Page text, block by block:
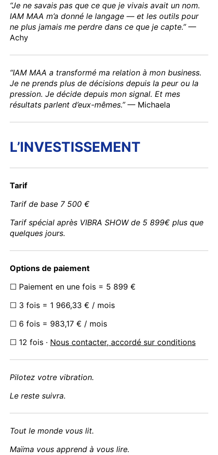
“Je ne savais pas que ce que je vivais avait un nom.
IAM MAA m’a donné le langage — et les outils pour
ne plus jamais me perdre dans ce que je capte.”—
Achy
“IAM MAA a transformé ma relation à mon business.
Je ne prends plus de décisions depuis la peur ou la
pression. Je décide depuis mon signal. Et mes
résultats parlent d’eux-mêmes.”— Michaela
L’INVESTISSEMENT
Tarif
Tarif de base 7 500 €
Tarif spécial après VIBRA SHOW de 5 899€ plus que
quelques jours.
Options de paiement
☐ Paiement en une fois = 5 899 €
☐ 3 fois = 1 966,33 € / mois
☐ 6 fois = 983,17 € / mois
☐ 12 fois · Nous contacter, accordé sur conditions
Pilotez votre vibration.
Le reste suivra.
Tout le monde vous lit.
Maïma vous apprend à vous lire.